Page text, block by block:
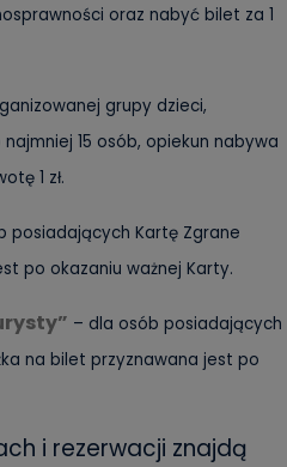
oraz nabyć bilet za 1
grupy dzieci,
15 osób, opiekun nabywa
1 zł.
posiadających Kartę Zgrane
po okazaniu ważnej Karty.
– dla osób posiadających
na bilet przyznawana jest po
i rezerwacji znajdą